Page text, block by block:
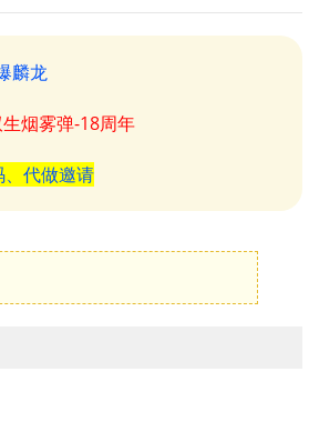
麟龙
烟雾弹-18周年
、代做邀请